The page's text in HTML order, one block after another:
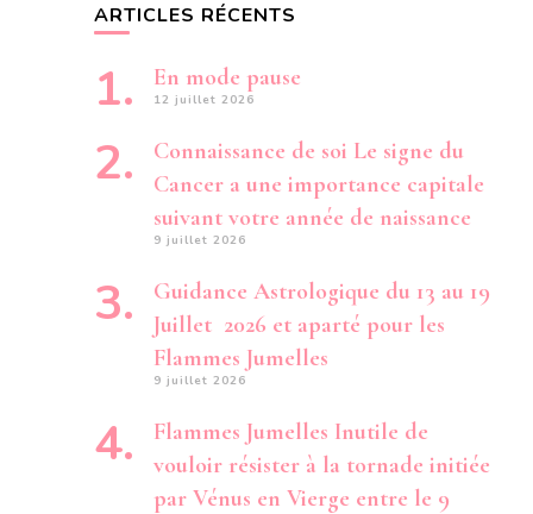
ARTICLES RÉCENTS
En mode pause
12 juillet 2026
Connaissance de soi Le signe du
Cancer a une importance capitale
suivant votre année de naissance
9 juillet 2026
Guidance Astrologique du 13 au 19
Juillet 2026 et aparté pour les
Flammes Jumelles
9 juillet 2026
Flammes Jumelles Inutile de
vouloir résister à la tornade initiée
par Vénus en Vierge entre le 9